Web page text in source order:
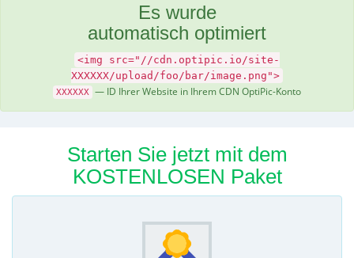
Es wurde
automatisch optimiert
<img src="//cdn.optipic.io/site-
XXXXXX/upload/foo/bar/image.png">
XXXXXX — ID Ihrer Website in Ihrem CDN OptiPic-Konto
Starten Sie jetzt mit dem
KOSTENLOSEN Paket